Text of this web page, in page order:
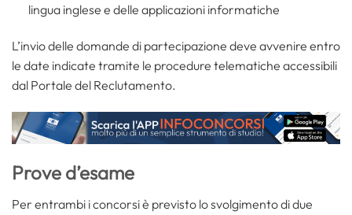
lingua inglese e delle applicazioni informatiche
L’invio delle domande di partecipazione deve avvenire entro
le date indicate tramite le procedure telematiche accessibili
dal Portale del Reclutamento.
Prove d’esame
Per entrambi i concorsi è previsto lo svolgimento di due